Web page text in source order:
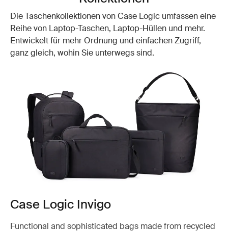
Die Taschenkollektionen von Case Logic umfassen eine
Reihe von Laptop-Taschen, Laptop-Hüllen und mehr.
Entwickelt für mehr Ordnung und einfachen Zugriff,
ganz gleich, wohin Sie unterwegs sind.
Case Logic Invigo
Functional and sophisticated bags made from recycled